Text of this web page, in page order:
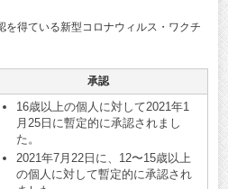
を得ている新型コロナウィルス・ワクチ
承認
16歳以上の個人に対して2021年1
月25日に暫定的に承認されまし
た。
2021年7月22日に、12〜15歳以上
の個人に対して暫定的に承認され